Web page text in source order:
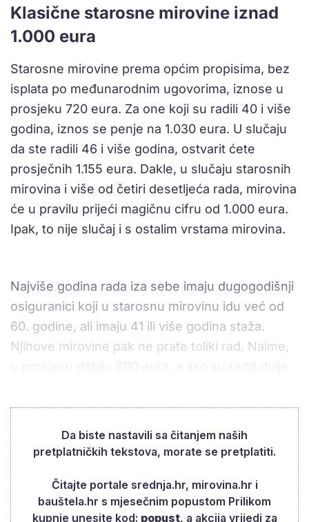
Klasične starosne mirovine iznad
1.000 eura
Starosne mirovine prema općim propisima, bez
isplata po međunarodnim ugovorima, iznose u
prosjeku 720 eura. Za one koji su radili 40 i više
godina, iznos se penje na 1.030 eura. U slučaju
da ste radili 46 i više godina, ostvarit ćete
prosječnih 1.155 eura. Dakle, u slučaju starosnih
mirovina i više od četiri desetljeća rada, mirovina
će u pravilu prijeći magičnu cifru od 1.000 eura.
Ipak, to nije slučaj i s ostalim vrstama mirovina.
Najviše godina rada iza sebe imaju dugogodišnji
osiguranici koji u starosnu mirovinu idu već od
60. godine, ali imaju 41 ili više godina staža.
Njihove mirovine pak ne prate toliki rad. Naime,
Da biste nastavili sa čitanjem naših
pretplatničkih tekstova, morate se pretplatiti.
Čitajte portale srednja.hr, mirovina.hr i
bauštela.hr s mjesečnim popustom Prilikom
kupnje unesite kod: popust, a akcija vrijedi za